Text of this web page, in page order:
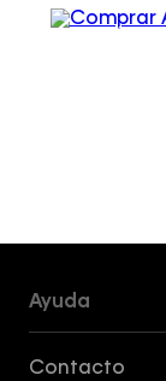
Men´s
Ayuda
Contacto